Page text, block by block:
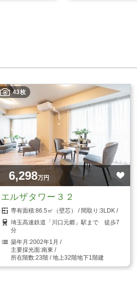
43枚
6,298万円
エルザタワー３２
86.5㎡（壁芯）
3LDK
埼玉高速鉄道「川口元郷」駅まで 徒歩7
分
2002年1月
南東
23階 / 地上32階地下1階建